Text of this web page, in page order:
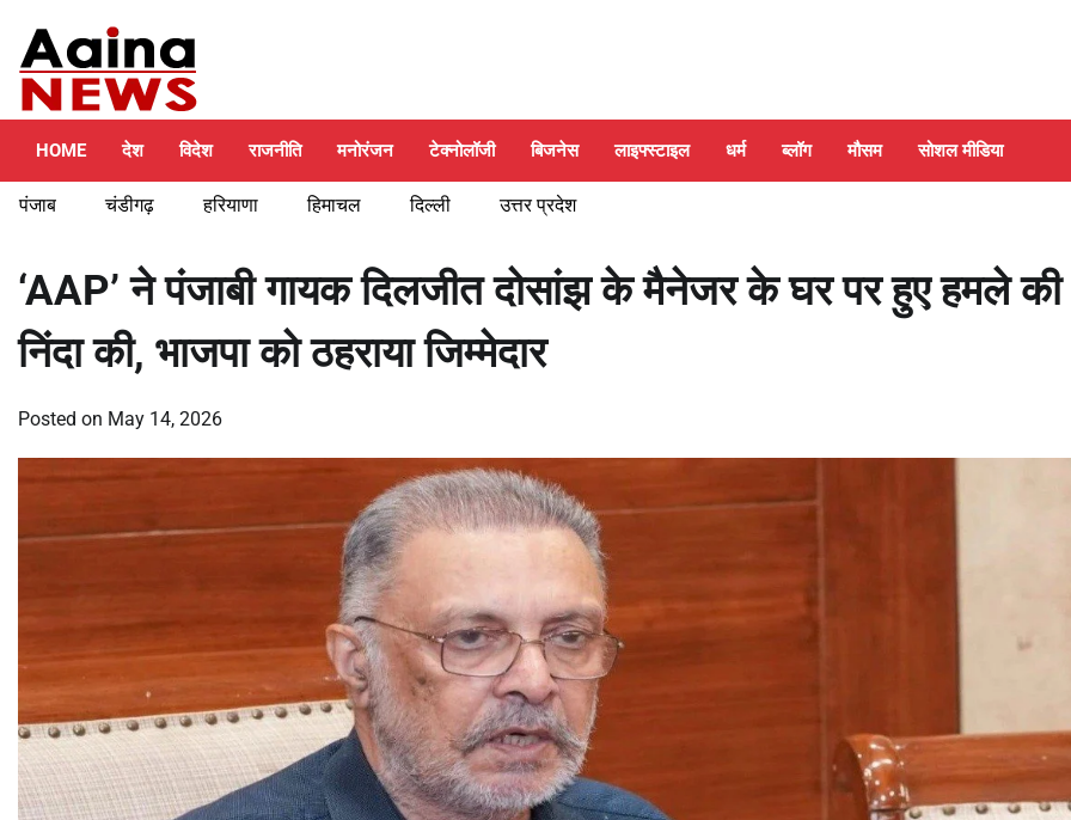
content
HOME देश विदेश राजनीति मनोरंजन टेक्नोलॉजी बिजनेस लाइफ्स्टाइल धर्म ब्लॉग मौसम सोशल मीडिया
पंजाब चंडीगढ़ हरियाणा हिमाचल दिल्ली उत्तर प्रदेश
‘AAP’ ने पंजाबी गायक दिलजीत दोसांझ के मैनेजर के घर पर हुए हमले की
निंदा की, भाजपा को ठहराया जिम्मेदार
Posted on May 14, 2026